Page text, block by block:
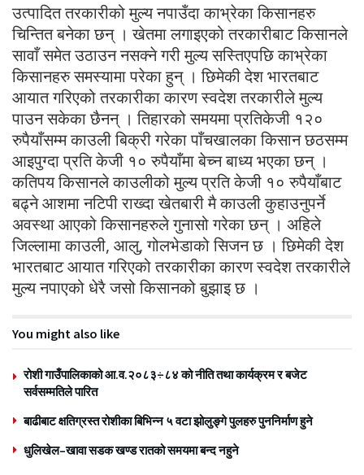
उत्पादित तरकारीको मुल्य नपाउँदा काभ्रेका किसानहरु
चिन्तित बनेका छन् । खेतमा लगाइएको तरकारीबाट किसानले
सावाँ समेत उठाउन नसक्ने गरी मुल्य सस्तिएपछि काभ्रेका
किसानहरु समस्यामा परेका हुन् । छिमेकी देश भारतबाट
आयात गरिएको तरकारीका कारण स्वदेश तरकारीले मुल्य
पाउन सकेका छैनन् । तिहारको समयमा प्रतिकेजी १२०
रुपैयाँसम्म काउली बिक्री गरेका पाँचखालका किसान छठसम्म
आइपुग्दा प्रति केजी १० रुपैयाँमा बेच्न बाध्य भएका छन् ।
कतिपय किसानले काउलीको मुल्य प्रति केजी १० रुपैयाँबाट
बढ्ने आशमा नटिपी राख्दा खेतबारी मै काउली कुहाउनुपर्ने
अवस्था आएको किसानहरुले गुनासो गरेका छन् । अहिले
जिल्लामा काउली, आलु, गोलभेडाको सिजन छ । छिमेकी देश
भारतबाट आयात गरिएको तरकारीका कारण स्वदेश तरकारीले
मुल्य नपाएको धेरै जसो किसानको बुझाइ छ ।
You might also like
रोशी गाउँपालिकाको आ.व.२०८३÷८४ को नीति तथा कार्यक्रम र बजेट
सर्वसम्मतिले पारित
बाढीबाट क्षतिग्रस्त रोशीका बिभिन्न ५ वटा झोलुङ्गे पुलहरु पुननिर्माण हुने
धुलिखेल–खावा सडक खण्ड रातको समयमा बन्द नहुने